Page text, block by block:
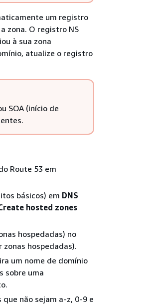
um registro
zona. O registro NS
à sua zona
atualize o registro
SOA (início de
Route 53 em
básicos) em DNS
hosted zones
hospedadas) no
zonas hospedadas).
um nome de domínio
sobre uma
não sejam a-z, 0-9 e